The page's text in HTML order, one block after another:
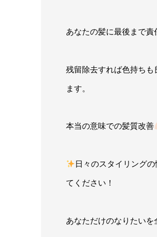
あなたの髪に最後まで責
残留除去すれば色持ち
ます。
本当の意味での髪質改善
日々のスタイリング
てください！
あなただけのなりたい